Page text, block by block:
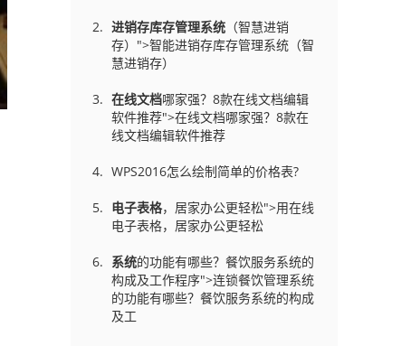
进销存库存管理系统 （智慧进销
存）">智能进销存库存管理系统（智
慧进销存）
在线文档哪家强？8款在线文档编辑
软件推荐">在线文档哪家强？8款在
线文档编辑软件推荐
WPS2016怎么绘制简单的价格表?
电子表格，居家办公更轻松">用在线
电子表格，居家办公更轻松
系统的功能有哪些？餐饮服务系统的
构成及工作程序">连锁餐饮管理系统
的功能有哪些？餐饮服务系统的构成
及工